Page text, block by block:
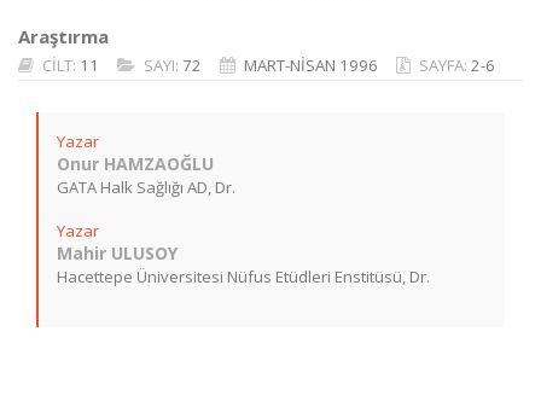
Araştırma
CİLT: 11 SAYI: 72 MART-NİSAN 1996 SAYFA: 2-6
Yazar
Onur HAMZAOĞLU
GATA Halk Sağlığı AD, Dr.
Yazar
Mahir ULUSOY
Hacettepe Üniversitesi Nüfus Etüdleri Enstitüsü, Dr.